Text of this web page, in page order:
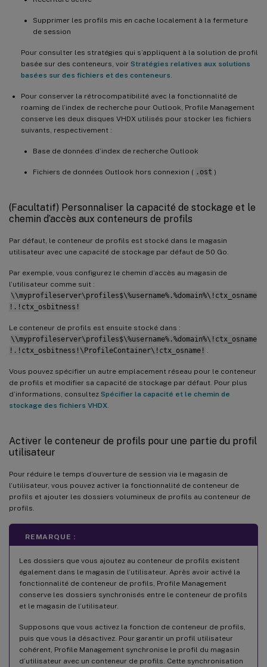
Supprimer les profils mis en cache localement à la fermeture
de session
Pour consulter les stratégies qui s’appliquent à la solution de profil
basée sur des conteneurs, voir Stratégies relatives aux solutions
basées sur des fichiers et des conteneurs
Pour conserver la rétrocompatibilité avec la fonctionnalité de
roaming de l’index de recherche pour Outlook, Profile Management
conserve les deux disques VHDX utilisés pour stocker les fichiers
suivants, respectivement :
Base de données d’index de recherche Outlook
Fichiers de données Outlook hors connexion ( .ost )
(Facultatif) Personnaliser la capacité de stockage et le
chemin d’accès aux conteneurs de profils
Par défaut, le conteneur de profils est stocké dans le magasin
utilisateur avec une capacité de stockage par défaut de 50 Go.
Par exemple, vous configurez le chemin d’accès au magasin de
l’utilisateur comme suit :
\\myprofileserver\profiles$\%username%.%domain%\!ctx_osname
!.!ctx_osbitness!
Le conteneur de profils est ensuite stocké dans :
\\myprofileserver\profiles$\%username%.%domain%\!ctx_osname
!.!ctx_osbitness!\ProfileContainer\!ctx_osname!
Vous pouvez spécifier un autre emplacement réseau pour le conteneur
de profils et modifier sa capacité de stockage par défaut. Pour plus
d’informations, consultez Spécifier la capacité et le chemin de
stockage des fichiers VHDX
Activer le conteneur de profils pour une partie du profil
utilisateur
Pour réduire le temps d’ouverture de session via le magasin de
l’utilisateur, vous pouvez activer la fonctionnalité de conteneur de
profils et ajouter les dossiers volumineux de profils au conteneur de
profils.
REMARQUE :
Les dossiers que vous ajoutez au conteneur de profils existent
également dans le magasin de l’utilisateur. Après avoir activé la
fonctionnalité de conteneur de profils, Profile Management
conserve les dossiers synchronisés entre le conteneur de profils
et le magasin de l’utilisateur.
Supposons que vous activez la fonction de conteneur de profils,
puis que vous la désactivez. Pour garantir un profil utilisateur
cohérent, Profile Management synchronise le profil du magasin
d’utilisateur avec un conteneur de profils. Cette synchronisation